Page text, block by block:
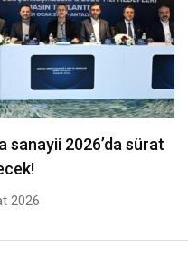
sanayii 2026’da sürat
2026